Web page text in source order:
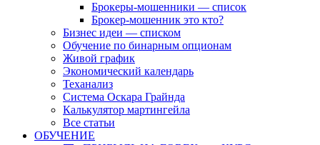
Брокеры-мошенники — список
Брокер-мошенник это кто?
Бизнес идеи — списком
Обучение по бинарным опционам
Живой график
Экономический календарь
Теханализ
Система Оскара Грайнда
Калькулятор мартингейла
Все статьи
ОБУЧЕНИЕ